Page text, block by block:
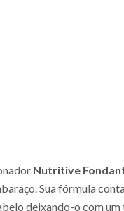
Nutritive
Sua fórmula
deixando-o com